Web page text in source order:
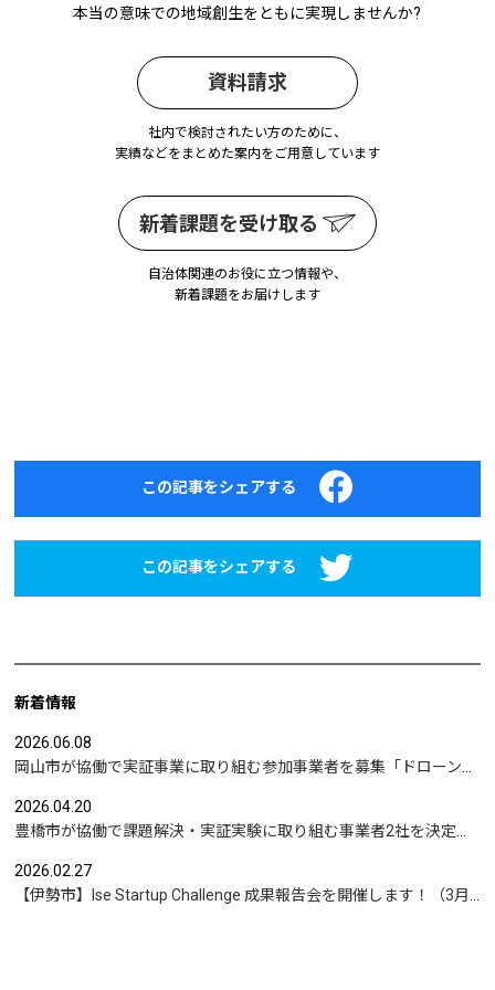
本当の意味での地域創生をともに実現しませんか?
資料請求
社内で検討されたい方のために、
実績などをまとめた案内をご用意しています
新着課題を受け取る
自治体関連のお役に立つ情報や、
新着課題をお届けします
この記事をシェアする
この記事をシェアする
新着情報
2026.06.08
2026.04.20
2026.02.27